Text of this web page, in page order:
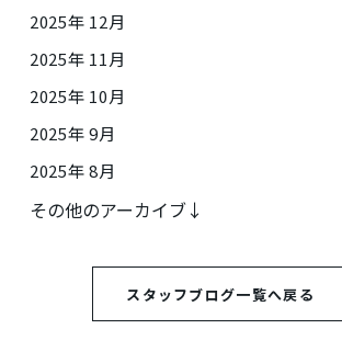
2025年 12月
2025年 11月
2025年 10月
2025年 9月
2025年 8月
その他のアーカイブ↓
スタッフブログ一覧へ戻る